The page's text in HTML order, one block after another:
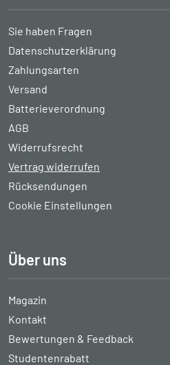
Sie haben Fragen
Datenschutzerklärung
Zahlungsarten
Versand
Batterieverordnung
AGB
Widerrufsrecht
Vertrag widerrufen
Rücksendungen
Cookie Einstellungen
Über uns
Magazin
Kontakt
Bewertungen & Feedback
Studentenrabatt